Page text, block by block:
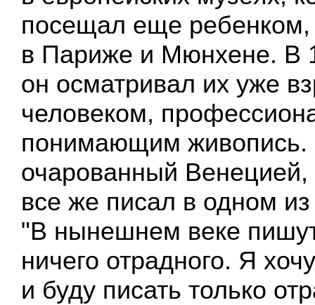
посещал еще
в Париже и Мюнхене. В
он осматривал их уже
человеком,
понимающим
очарованный
все же писал в одном
"В нынешнем веке
ничего отрадного. Я
и буду писать только